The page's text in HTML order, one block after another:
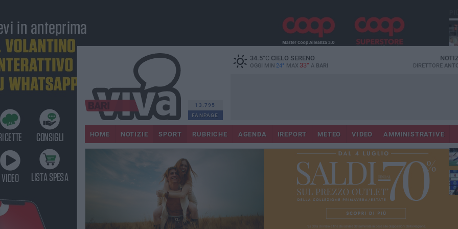
13.795
FANPAGE
34.5°CCIELO SERENO
OGGI MIN 24° MAX 33° A BARI DIRETTORE
HOME NOTIZIE SPORT RUBRICHE AGENDA IREPORT METEO VIDEO AMMINISTRATIVE